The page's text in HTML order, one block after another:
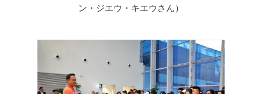
ン・ジエウ・キエウさん）